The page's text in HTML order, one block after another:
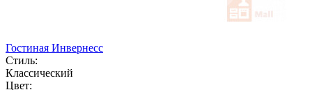
Гостиная Инвернесс
Стиль:
Классический
Цвет: